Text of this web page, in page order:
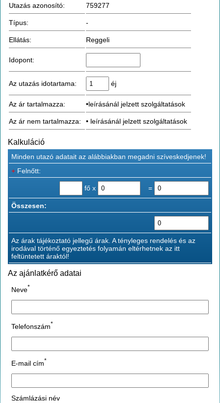
Utazás azonosító: 759277
Típus: -
Ellátás: Reggeli
Idopont:
Az utazás idotartama: éj
Az ár tartalmazza: •leírásánál jelzett szolgáltatások
Az ár nem tartalmazza: • leírásánál jelzett szolgáltatások
Kalkuláció
Minden utazó adatait az alábbiakban megadni szíveskedjenek!
+ Felnőtt:
fő x =
Összesen:
Az árak tájékoztató jellegű árak. A tényleges rendelés és az
irodával történő egyeztetés folyamán eltérhetnek az itt
feltüntetett áraktól!
Az ajánlatkérő adatai
Neve*
Telefonszám*
E-mail cím*
Számlázási név